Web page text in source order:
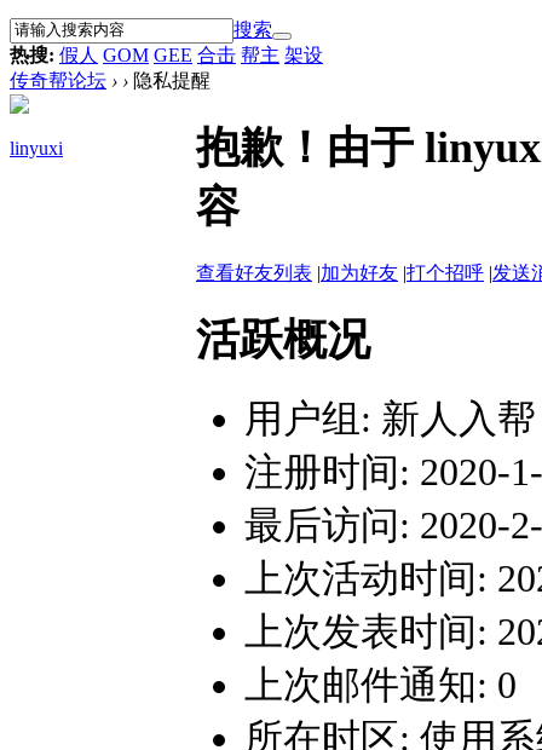
搜索
热搜: 假人 GOM GEE 合击 帮主 架设
传奇帮论坛 › › 隐私提醒
linyuxi
抱歉！由于
容
查看好友列表 |加为好友 |打个招呼 |发送
活跃概况
用户组: 新人入帮
注册时间: 2020-
最后访问: 2020-
上次活动时间:
上次发表时间:
上次邮件通知: 0
所在时区: 使用